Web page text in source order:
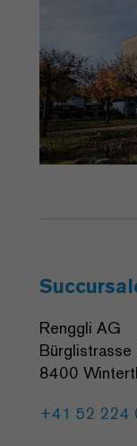
Renggli AG
Bürglistrasse
8400
+41 52 224